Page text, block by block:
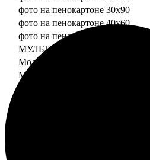
фото на пенокартоне 30х90
фото на пенокартоне 40х60
фото на пенокартоне 50х70
МУЛЬТИПЕНОКАРТОН
Модульный пенокартон из двух
Модульный пенокартон из трех